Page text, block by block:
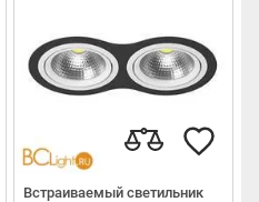
Встраиваемый светильник